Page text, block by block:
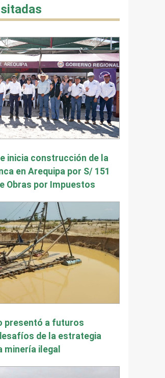
inicia construcción de la
en Arequipa por S/ 151
Obras por Impuestos
presentó a futuros
de la estrategia
minería ilegal